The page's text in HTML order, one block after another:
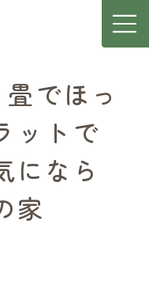
でほっ
ットで
になら
家